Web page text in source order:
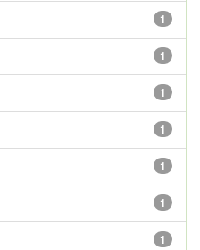
1
1
1
1
1
1
1